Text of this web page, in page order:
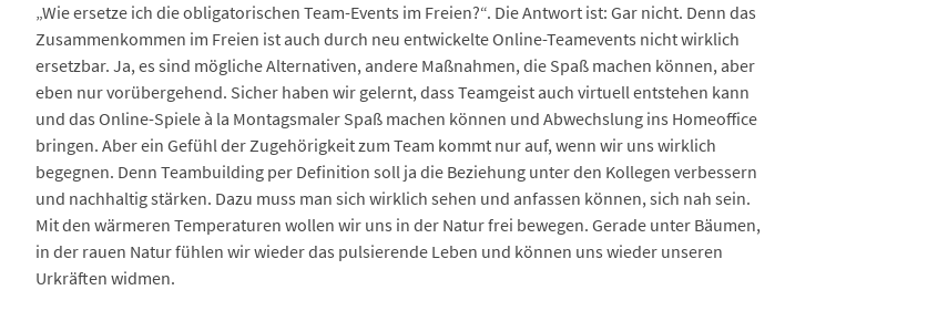
„Wie ersetze ich die obligatorischen Team-Events im Freien?“. Die Antwort ist: Gar nicht. Denn das
Zusammenkommen im Freien ist auch durch neu entwickelte Online-Teamevents nicht wirklich
ersetzbar. Ja, es sind mögliche Alternativen, andere Maßnahmen, die Spaß machen können, aber
eben nur vorübergehend. Sicher haben wir gelernt, dass Teamgeist auch virtuell entstehen kann
und das Online-Spiele à la Montagsmaler Spaß machen können und Abwechslung ins Homeoffice
bringen. Aber ein Gefühl der Zugehörigkeit zum Team kommt nur auf, wenn wir uns wirklich
begegnen. Denn Teambuilding per Definition soll ja die Beziehung unter den Kollegen verbessern
und nachhaltig stärken. Dazu muss man sich wirklich sehen und anfassen können, sich nah sein.
Mit den wärmeren Temperaturen wollen wir uns in der Natur frei bewegen. Gerade unter Bäumen,
in der rauen Natur fühlen wir wieder das pulsierende Leben und können uns wieder unseren
Urkräften widmen.